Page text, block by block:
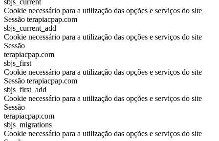
sbjs_current
Cookie necessário para a utilização das opções e serviços do site
Sessão terapiacpap.com
sbjs_current_add
Cookie necessário para a utilização das opções e serviços do site
Sessão
terapiacpap.com
sbjs_first
Cookie necessário para a utilização das opções e serviços do site
Sessão terapiacpap.com
sbjs_first_add
Cookie necessário para a utilização das opções e serviços do site
Sessão
terapiacpap.com
sbjs_migrations
Cookie necessário para a utilização das opções e serviços do site